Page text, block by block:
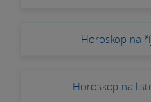
Horoskop na
Horoskop na